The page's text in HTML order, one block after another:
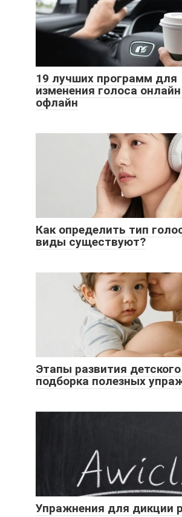
19 лучших программ для
изменения голоса
офлайн
Как определить тип
виды существуют?
Этапы развития
подборка полезных
Упражнения для дикции